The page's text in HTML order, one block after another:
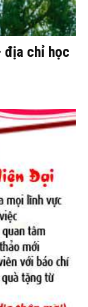
địa chỉ học